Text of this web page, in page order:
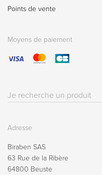
Points de vente
Moyens de paiement
Résultat(s)
Adresse
Biraben SAS
63 Rue de la Ribère
64800 Beuste